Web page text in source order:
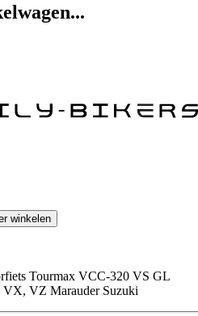
winkelen
Tourmax VCC-320 VS GL
VX, VZ Marauder Suzuki